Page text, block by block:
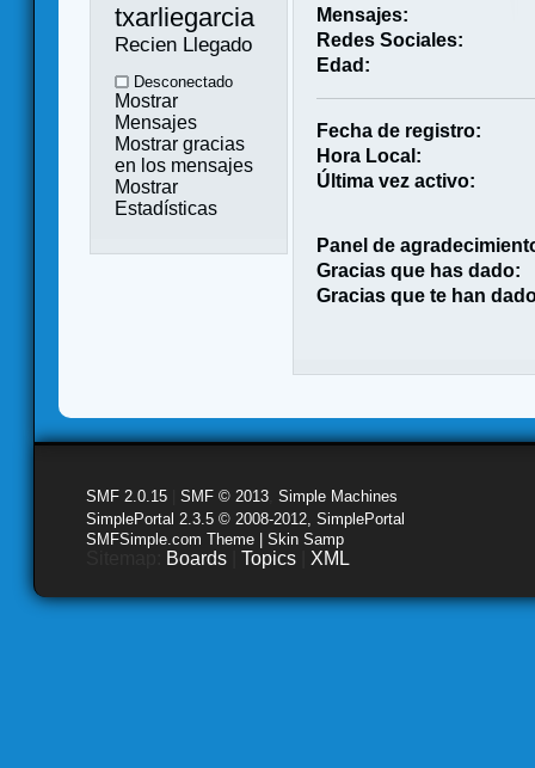
txarliegarcia
Recien Llegado
Desconectado
Mostrar
Mensajes
Mostrar gracias
en los mensajes
Mostrar
Estadísticas
Mensajes:
Redes Sociales:
Edad:
Fecha de registro:
Hora Local:
Última vez activo:
Panel de
Gracias que has dado:
Gracias que te han
SMF 2.0.15 SMF © 2013 Simple Machines
SimplePortal 2.3.5 © 2008-2012, SimplePortal
SMFSimple.com Theme | Skin Samp
Boards Topics XML